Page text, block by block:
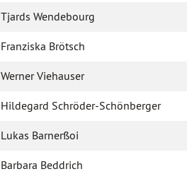
Tjards Wendebourg
Franziska Brötsch
Werner Viehauser
Hildegard Schröder-Schönberger
Lukas Barnerßoi
Barbara Beddrich